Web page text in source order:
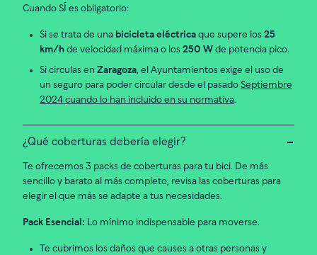
Cuando SÍ es obligatorio:
Si se trata de una bicicleta eléctrica que supere los 25
km/h de velocidad máxima o los 250 W de potencia pico.
Si circulas en Zaragoza, el Ayuntamientos exige el uso de
un seguro para poder circular desde el pasado Septiembre
2024 cuando lo han incluido en su normativa.
¿Qué coberturas debería elegir?
Te ofrecemos 3 packs de coberturas para tu bici. De más
sencillo y barato al más completo, revisa las coberturas para
elegir el que más se adapte a tus necesidades.
Pack Esencial: Lo mínimo indispensable para moverse.
Te cubrimos los daños que causes a otras personas y